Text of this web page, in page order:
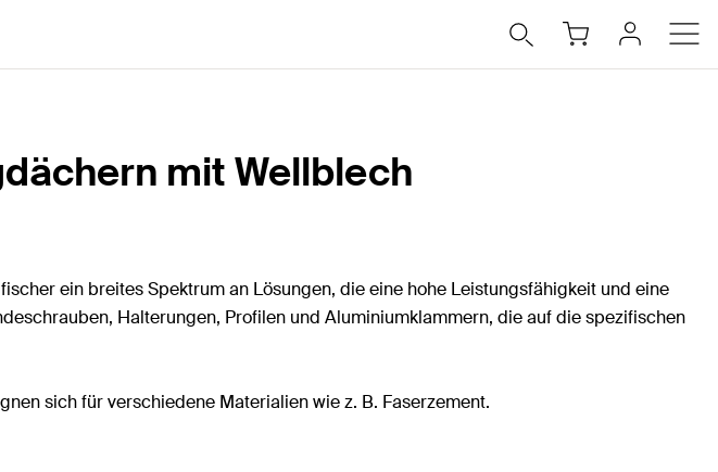
mit Wellblech
ein breites Spektrum an Lösungen, die eine hohe Leistungsfähigkeit und eine
Halterungen, Profilen und Aluminiumklammern, die auf die spezifischen
sich für verschiedene Materialien wie z. B. Faserzement.